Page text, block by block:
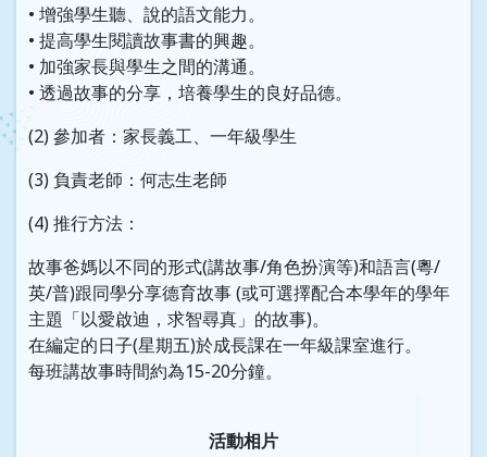
• 增強學生聽、說的語文能力。
• 提高學生閱讀故事書的興趣。
• 加強家長與學生之間的溝通。
• 透過故事的分享，培養學生的良好品德。
(2) 參加者：家長義工、一年級學生
(3) 負責老師：何志生老師
(4) 推行方法：
故事爸媽以不同的形式(講故事/角色扮演等)和語言(粵/
英/普)跟同學分享德育故事 (或可選擇配合本學年的學年
主題「以愛啟迪，求智尋真」的故事)。
在編定的日子(星期五)於成長課在一年級課室進行。
每班講故事時間約為15-20分鐘。
活動相片